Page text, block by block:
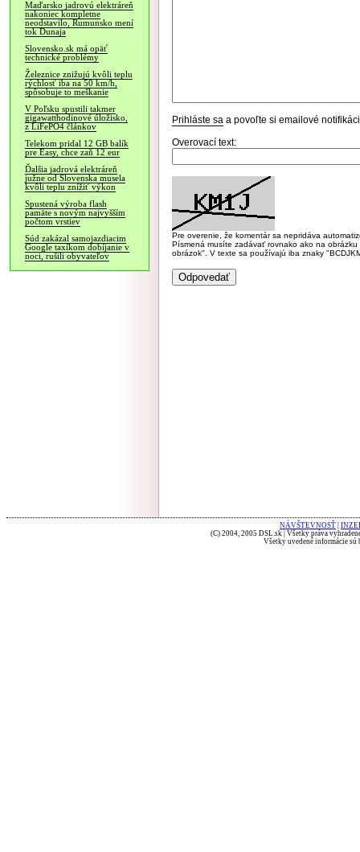
Maďarsko jadrovú elektráreň
nakoniec kompletne
neodstavilo, Rumunsko mení
tok Dunaja
Slovensko.sk má opäť
technické problémy
Železnice znižujú kvôli teplu
rýchlosť iba na 50 km/h,
spôsobuje to meškanie
V Poľsku spustili takmer
gigawatthodinové úložisko,
z LiFePO4 článkov
Telekom pridal 12 GB balík
pre Easy, chce zaň 12 eur
Ďalšia jadrová elektráreň
južne od Slovenska musela
kvôli teplu znížiť výkon
Spustená výroba flash
pamäte s novým najvyšším
počtom vrstiev
Súd zakázal samojazdiacim
Google taxíkom dobíjanie v
noci, rušili obyvateľov
Prihláste sa a povoľte si emailové
Overovací text:
Pre overenie, že komentár sa nepridáva
Písmená musíte zadávať rovnako ako na
obrázok". V texte sa používajú iba znaky
NÁVŠTEVNOSŤ
(C) 2004, 2005 DSL.sk | Všetky práva
Všetky uvedené informácie sú